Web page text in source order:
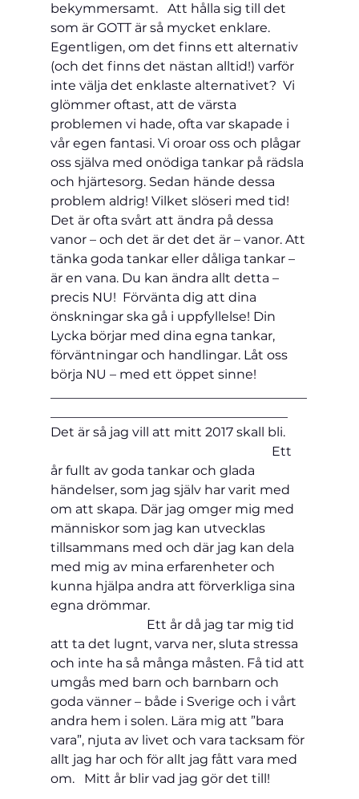
bekymmersamt.   Att hålla sig till det
som är GOTT är så mycket enklare.
Egentligen, om det finns ett alternativ
(och det finns det nästan alltid!) varför
inte välja det enklaste alternativet?  Vi
glömmer oftast, att de värsta
problemen vi hade, ofta var skapade i
vår egen fantasi. Vi oroar oss och plågar
oss själva med onödiga tankar på rädsla
och hjärtesorg. Sedan hände dessa
problem aldrig! Vilket slöseri med tid!
Det är ofta svårt att ändra på dessa
vanor – och det är det det är – vanor. Att
tänka goda tankar eller dåliga tankar –
är en vana. Du kan ändra allt detta –
precis NU!  Förvänta dig att dina
önskningar ska gå i uppfyllelse! Din
Lycka börjar med dina egna tankar,
förväntningar och handlingar. Låt oss
börja NU – med ett öppet sinne!
Det är så jag vill att mitt 2017 skall bli.
Ett
år fullt av goda tankar och glada
händelser, som jag själv har varit med
om att skapa. Där jag omger mig med
människor som jag kan utvecklas
tillsammans med och där jag kan dela
med mig av mina erfarenheter och
kunna hjälpa andra att förverkliga sina
egna drömmar.
Ett år då jag tar mig tid
att ta det lugnt, varva ner, sluta stressa
och inte ha så många måsten. Få tid att
umgås med barn och barnbarn och
goda vänner – både i Sverige och i vårt
andra hem i solen. Lära mig att ”bara
vara”, njuta av livet och vara tacksam för
allt jag har och för allt jag fått vara med
om.   Mitt år blir vad jag gör det till!